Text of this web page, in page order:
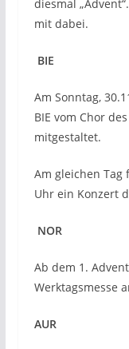
diesmal
mit dabei.
BIE
Am Sonntag,
BIE vom Chor
mitgestaltet.
Am gleichen
Uhr ein Konzert
NOR
Ab dem 1.
Werktagsmesse
AUR